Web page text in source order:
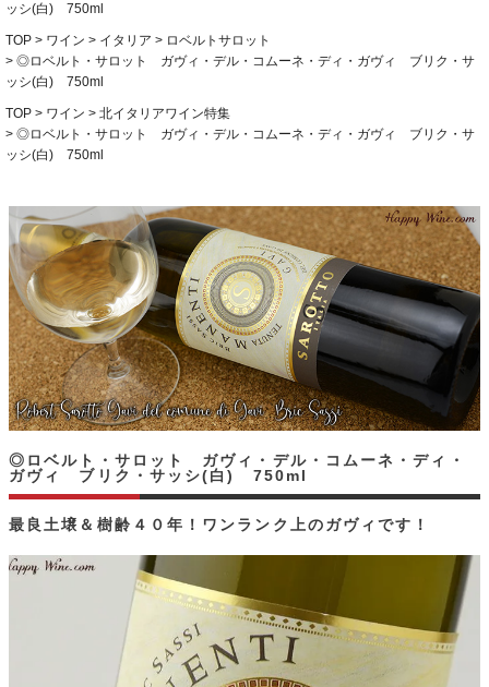
ッシ(白) 750ml
TOP ワイン イタリア
ロベルトサロット
◎ロベルト・サロット ガヴィ・デル・コムーネ・ディ・ガヴィ ブリク・サ
ッシ(白) 750ml
TOP ワイン
北イタリアワイン特集
◎ロベルト・サロット ガヴィ・デル・コムーネ・ディ・ガヴィ ブリク・サ
ッシ(白) 750ml
最良土壌＆樹齢４０年！ワンランク上のガヴィです！
◎ロベルト・サロット ガヴィ・デル・コムーネ・ディ・
ガヴィ ブリク・サッシ(白) 750ml